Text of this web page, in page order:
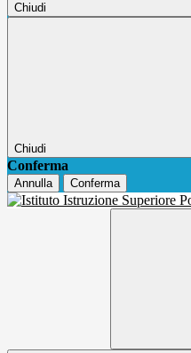
Chiudi
Chiudi
Conferma
Annulla Conferma